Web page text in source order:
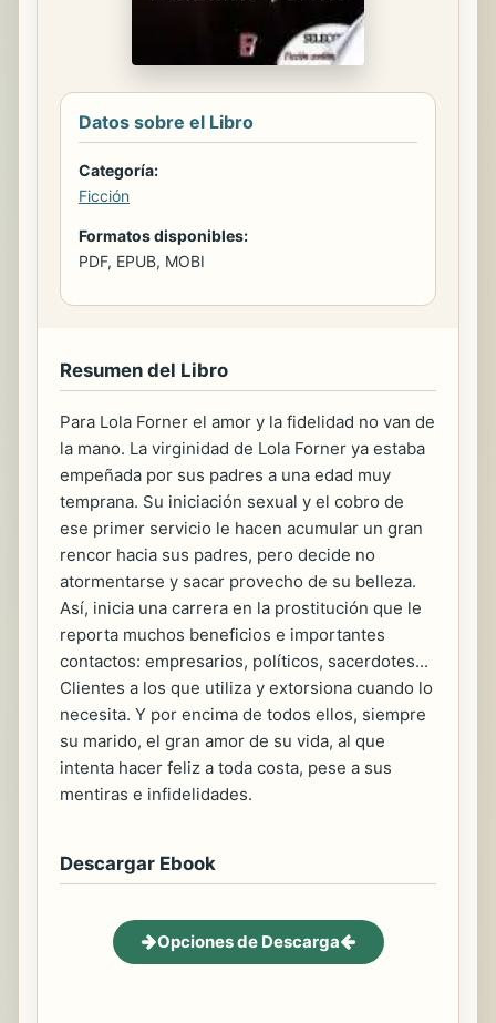
Datos sobre el Libro
Categoría:
Ficción
Formatos disponibles:
PDF, EPUB, MOBI
Resumen del Libro
Para Lola Forner el amor y la fidelidad no van de
la mano. La virginidad de Lola Forner ya estaba
empeñada por sus padres a una edad muy
temprana. Su iniciación sexual y el cobro de
ese primer servicio le hacen acumular un gran
rencor hacia sus padres, pero decide no
atormentarse y sacar provecho de su belleza.
Así, inicia una carrera en la prostitución que le
reporta muchos beneficios e importantes
contactos: empresarios, políticos, sacerdotes...
Clientes a los que utiliza y extorsiona cuando lo
necesita. Y por encima de todos ellos, siempre
su marido, el gran amor de su vida, al que
intenta hacer feliz a toda costa, pese a sus
mentiras e infidelidades.
Descargar Ebook
Opciones de Descarga